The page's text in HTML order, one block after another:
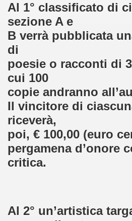
Al 1° classificato di
sezione A e
B verrà pubblicata
di
poesie o racconti di
cui 100
copie andranno
Il vincitore di
riceverà,
poi, € 100,00 (euro
pergamena d’onore
critica.
Al 2° un’artistica
- Carosino (TA) (16-2-2013)
2013)
ed. (15-3-2013)
21-3-2013)
nel Cuore VI Edizione
(27-5-2013)
(11-6-2013)
REA (22-06-2013)
(29-6-2013)